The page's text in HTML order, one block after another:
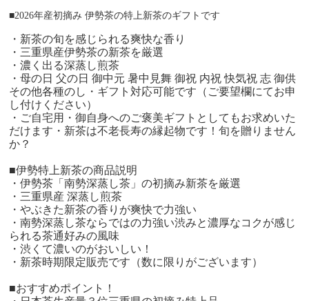
■2026年産初摘み 伊勢茶の特上新茶のギフトです
・新茶の旬を感じられる爽快な香り
・三重県産伊勢茶の新茶を厳選
・濃く出る深蒸し煎茶
・母の日 父の日 御中元 暑中見舞 御祝 内祝 快気祝 志 御供
その他各種のし・ギフト対応可能です（ご要望欄にてお申
し付けください）
・ご自宅用・御自身へのご褒美ギフトとしてもお求めいた
だけます・新茶は不老長寿の縁起物です！旬を贈りません
か？
■伊勢特上新茶の商品説明
・伊勢茶「南勢深蒸し茶」の初摘み新茶を厳選
・三重県産 深蒸し煎茶
・やぶきた新茶の香りが爽快で力強い
・南勢深蒸し茶ならではの力強い渋みと濃厚なコクが感じ
られる茶通好みの風味
・渋くて濃いのがおいしい！
・新茶時期限定販売です（数に限りがございます）
■おすすめポイント！